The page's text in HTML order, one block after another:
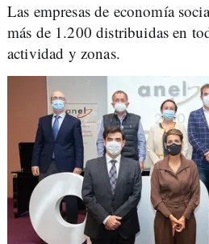
Las empresas de economía
más de 1.200 distribuidas en
actividad y zonas.